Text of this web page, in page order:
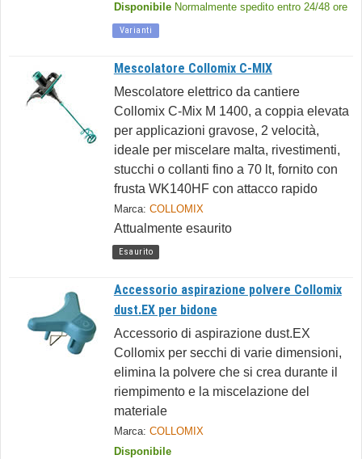
Disponibile Normalmente spedito entro 24/48 ore
Varianti
Mescolatore Collomix C-MIX
Mescolatore elettrico da cantiere
Collomix C-Mix M 1400, a coppia elevata
per applicazioni gravose, 2 velocità,
ideale per miscelare malta, rivestimenti,
stucchi o collanti fino a 70 lt, fornito con
frusta WK140HF con attacco rapido
Marca: COLLOMIX
Attualmente esaurito
Esaurito
Accessorio aspirazione polvere Collomix
dust.EX per bidone
Accessorio di aspirazione dust.EX
Collomix per secchi di varie dimensioni,
elimina la polvere che si crea durante il
riempimento e la miscelazione del
materiale
Marca: COLLOMIX
Disponibile